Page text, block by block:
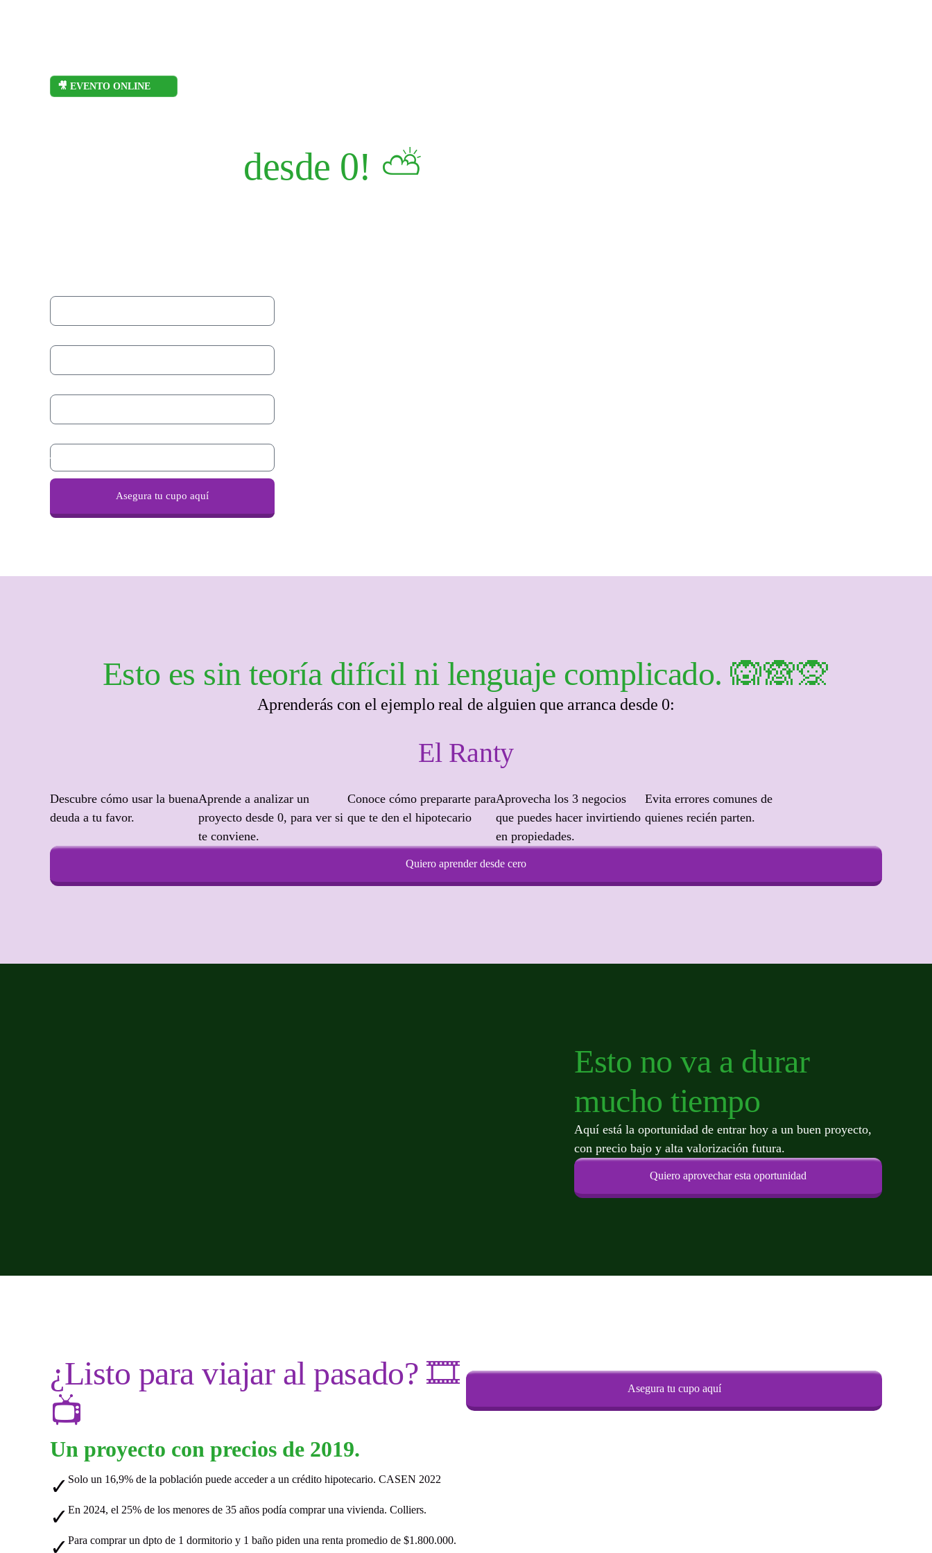
🎥 EVENTO ONLINE
desde 0! ⛅️
Asegura tu cupo aquí
Esto es sin teoría difícil ni lenguaje complicado. 🙉🙈🙊
Aprenderás con el ejemplo real de alguien que arranca desde 0:
El Ranty
Descubre cómo usar la buena
deuda a tu favor.
Aprende a analizar un
proyecto desde 0, para ver si
te conviene.
Conoce cómo prepararte para
que te den el hipotecario
Aprovecha los 3 negocios
que puedes hacer invirtiendo
en propiedades.
Evita errores comunes de
quienes recién parten.
Quiero aprender desde cero
Esto no va a durar
mucho tiempo
Aquí está la oportunidad de entrar hoy a un buen proyecto,
con precio bajo y alta valorización futura.
Quiero aprovechar esta oportunidad
¿Listo para viajar al pasado? 🎞️
📺
Un proyecto con precios de 2019.
✓ Solo un 16,9% de la población puede acceder a un crédito hipotecario. CASEN 2022
✓En 2024, el 25% de los menores de 35 años podía comprar una vivienda. Colliers.
✓Para comprar un dpto de 1 dormitorio y 1 baño piden una renta promedio de $1.800.000.
Asegura tu cupo aquí